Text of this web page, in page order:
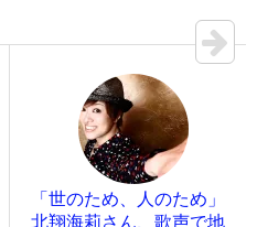
「世のため、人のため」
北翔海莉さん、歌声で地